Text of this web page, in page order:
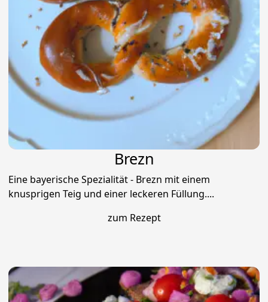
Brezn
Eine bayerische Spezialität - Brezn mit einem
knusprigen Teig und einer leckeren Füllung....
zum Rezept